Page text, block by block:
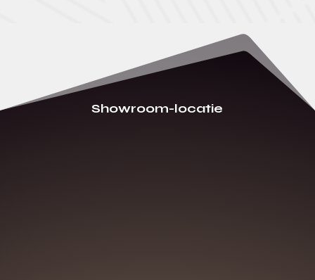
Showroom-locatie